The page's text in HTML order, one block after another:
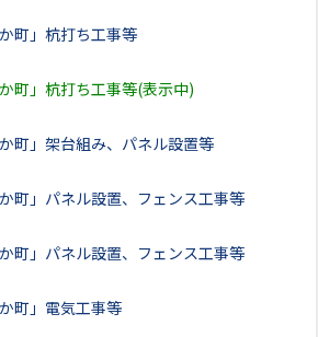
か町」杭打ち工事等
か町」杭打ち工事等(表示中)
か町」架台組み、パネル設置等
か町」パネル設置、フェンス工事等
か町」パネル設置、フェンス工事等
か町」電気工事等